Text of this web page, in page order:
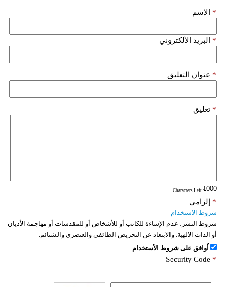
الإسم *
البريد الألكتروني *
عنوان التعليق *
تعليق *
: Characters Left
إلزامي *
شروط الاستخدام
شروط النشر: عدم الإساءة للكاتب أو للأشخاص أو للمقدسات أو مهاجمة الأديان
أو الذات الالهية. والابتعاد عن التحريض الطائفي والعنصري والشتائم.
اُوافق على شروط الأستخدام
Security Code *